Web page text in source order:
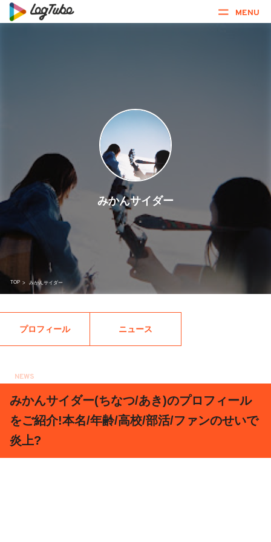
MENU
みかんサイダー
TOP > みかんサイダー
プロフィール ニュース
NEWS
みかんサイダー(ちなつ/あき)のプロフィール
をご紹介!本名/年齢/高校/部活/ファンのせいで
炎上?